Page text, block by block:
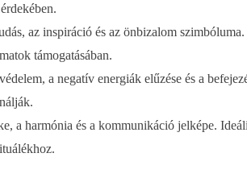
az inspiráció és az önbizalom
támogatásában.
a negatív energiák elűzése és a
a harmónia és a kommunikáció jelképe.